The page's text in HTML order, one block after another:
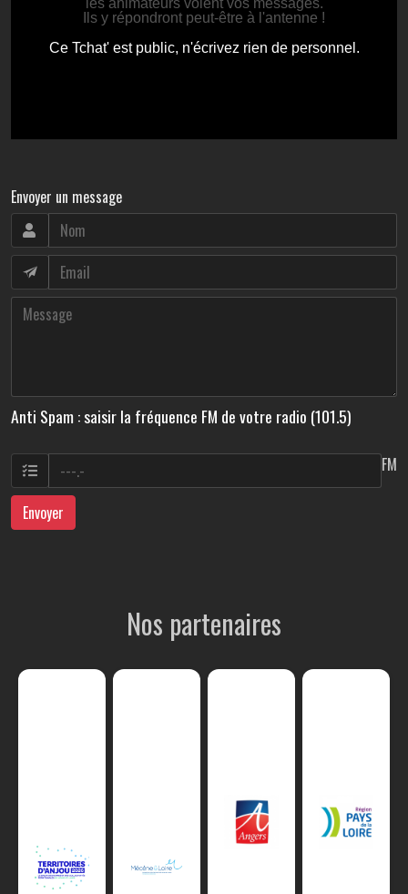
Envoyer un message
Anti Spam : saisir la fréquence FM de votre radio (101.5)
FM
Envoyer
Nos partenaires